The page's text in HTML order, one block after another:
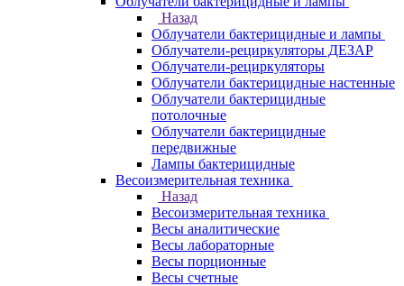
Назад
Облучатели бактерицидные и лампы
Облучатели-рециркуляторы ДЕЗАР
Облучатели-рециркуляторы
Облучатели бактерицидные настенные
Облучатели бактерицидные
потолочные
Облучатели бактерицидные
передвижные
Лампы бактерицидные
Весоизмерительная техника
Назад
Весоизмерительная техника
Весы аналитические
Весы лабораторные
Весы порционные
Весы счетные